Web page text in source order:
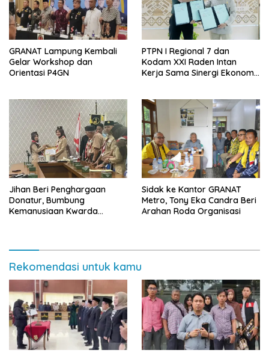
GRANAT Lampung Kembali
Gelar Workshop dan
Orientasi P4GN
PTPN I Regional 7 dan
Kodam XXI Raden Intan
Kerja Sama Sinergi Ekonomi
Jihan Beri Penghargaan
Donatur, Bumbung
Kemanusiaan Kwarda
‎Sidak ke Kantor GRANAT
Metro, Tony Eka Candra Beri
Arahan Roda Organisasi
Rekomendasi untuk kamu